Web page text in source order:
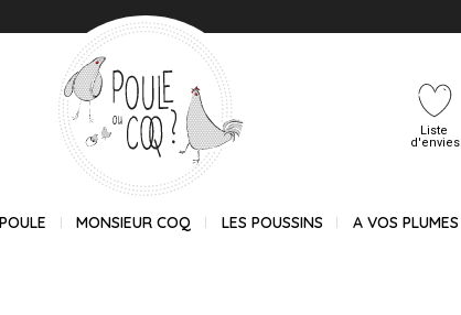
Liste
d'envies
MONSIEUR COQ LES POUSSINS A VOS PLUMES